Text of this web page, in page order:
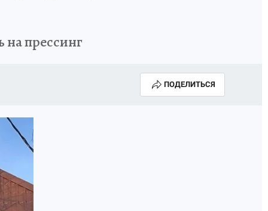
на прессинг
ПОДЕЛИТЬСЯ